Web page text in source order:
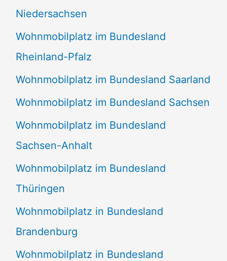
Niedersachsen
Wohnmobilplatz im Bundesland
Rheinland-Pfalz
Wohnmobilplatz im Bundesland Saarland
Wohnmobilplatz im Bundesland Sachsen
Wohnmobilplatz im Bundesland
Sachsen-Anhalt
Wohnmobilplatz im Bundesland
Thüringen
Wohnmobilplatz in Bundesland
Brandenburg
Wohnmobilplatz in Bundesland